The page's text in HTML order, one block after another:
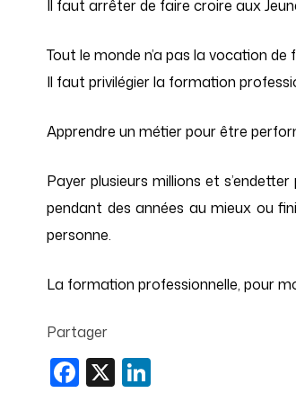
Il faut arrêter de faire croire aux
Tout le monde n’a pas la vocation
Il faut privilégier la formation
Apprendre un métier pour être
Payer plusieurs millions et
pendant des années au mieux ou
personne.
La formation professionnelle, pour
Partager
Facebook
X